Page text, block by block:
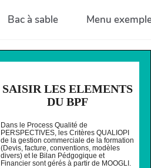
Bac à sable Menu
SAISIR LES ELEMENTS
DU BPF
Dans le Process Qualité de
PERSPECTIVES, les Critères QUALIOPI
de la gestion commerciale de la formation
(Devis, facture, conventions, modèles
divers) et le Bilan Pédgogique et
Financier sont gérés à partir de MOOGLI.